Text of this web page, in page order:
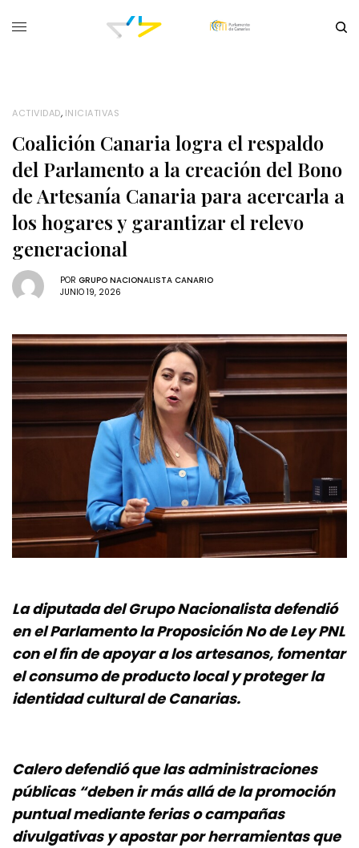
ACTIVIDAD, INICIATIVAS
Coalición Canaria logra el respaldo
del Parlamento a la creación del Bono
de Artesanía Canaria para acercarla a
los hogares y garantizar el relevo
generacional
POR GRUPO NACIONALISTA CANARIO
JUNIO 19, 2026
La diputada del Grupo Nacionalista defendió
en el Parlamento la Proposición No de Ley PNL
con el fin de apoyar a los artesanos, fomentar
el consumo de producto local y proteger la
identidad cultural de Canarias.
Calero defendió que las administraciones
públicas “deben ir más allá de la promoción
puntual mediante ferias o campañas
divulgativas y apostar por herramientas que